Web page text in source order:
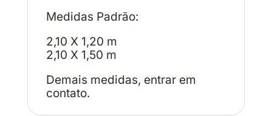
Medidas Padrão:
2,10 X 1,20 m
2,10 X 1,50 m
Demais medidas, entrar em
contato.